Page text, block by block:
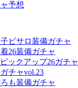
予想
ピサロ装備ガチャ
26装備ガチャ
ックアップ26ガチャ
チャvol.23
も装備ガチャ